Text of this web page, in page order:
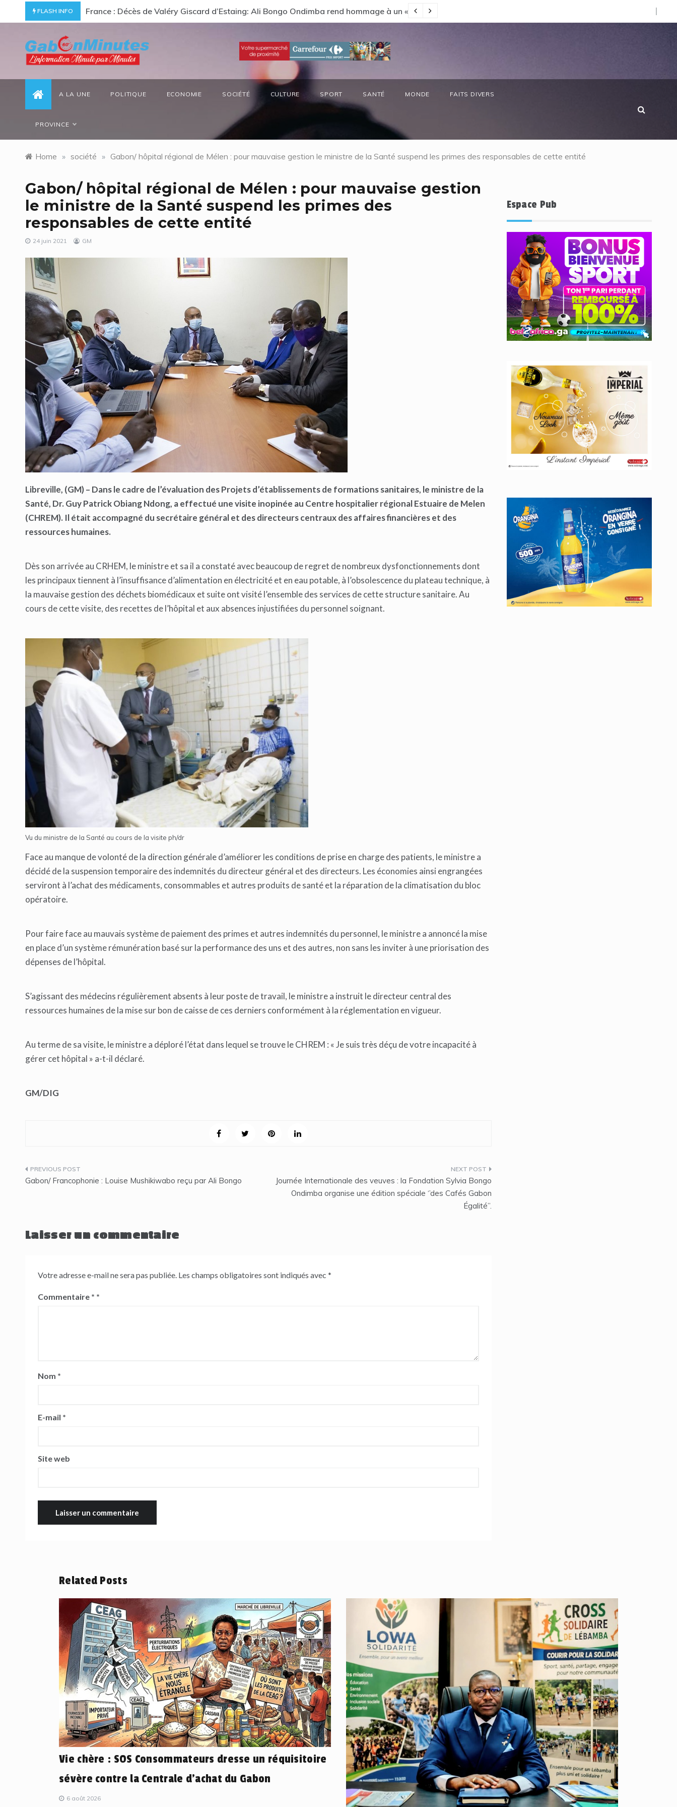
FLASH INFO
à un « passionné d’Afrique »Gabon/ Le ministre des Eaux et Forêts préside la réunion annuelle du Comité National Ozone (CNO).
gabonminutes.com
A LA UNE POLITIQUE ECONOMIE SOCIÉTÉ CULTURE SPORT SANTÉ MONDE FAITS DIVERS
PROVINCE
Home » société » Gabon/ hôpital régional de Mélen : pour mauvaise gestion le ministre de la Santé suspend les primes des responsables de cette entité
Gabon/ hôpital régional de Mélen : pour mauvaise gestion
le ministre de la Santé suspend les primes des
responsables de cette entité
24 juin 2021 GM
Libreville, (GM) – Dans le cadre de l’évaluation des Projets d’établissements de formations sanitaires, le ministre de la
Santé, Dr. Guy Patrick Obiang Ndong, a effectué une visite inopinée au Centre hospitalier régional Estuaire de Melen
(CHREM). Il était accompagné du secrétaire général et des directeurs centraux des affaires financières et des
ressources humaines.
Dès son arrivée au CRHEM, le ministre et sa il a constaté avec beaucoup de regret de nombreux dysfonctionnements dont
les principaux tiennent à l’insuffisance d’alimentation en électricité et en eau potable, à l’obsolescence du plateau technique, à
la mauvaise gestion des déchets biomédicaux et suite ont visité l’ensemble des services de cette structure sanitaire. Au
cours de cette visite, des recettes de l’hôpital et aux absences injustifiées du personnel soignant.
Vu du ministre de la Santé au cours de la visite ph/dr
Face au manque de volonté de la direction générale d’améliorer les conditions de prise en charge des patients, le ministre a
décidé de la suspension temporaire des indemnités du directeur général et des directeurs. Les économies ainsi engrangées
serviront à l’achat des médicaments, consommables et autres produits de santé et la réparation de la climatisation du bloc
opératoire.
Pour faire face au mauvais système de paiement des primes et autres indemnités du personnel, le ministre a annoncé la mise
en place d’un système rémunération basé sur la performance des uns et des autres, non sans les inviter à une priorisation des
dépenses de l’hôpital.
S’agissant des médecins régulièrement absents à leur poste de travail, le ministre a instruit le directeur central des
ressources humaines de la mise sur bon de caisse de ces derniers conformément à la réglementation en vigueur.
Au terme de sa visite, le ministre a déploré l’état dans lequel se trouve le CHREM : « Je suis très déçu de votre incapacité à
gérer cet hôpital » a-t-il déclaré.
GM/DIG
Navigation
Gabon/ Francophonie : Louise Mushikiwabo reçu par Ali Bongo
Journée Internationale des veuves : la Fondation Sylvia Bongo
Ondimba organise une édition spéciale ‘’des Cafés Gabon
Égalité’’.
Laisser un commentaire
Votre adresse e-mail ne sera pas publiée. Les champs obligatoires sont indiqués avec *
Commentaire *
Nom *
E-mail *
Site web
Espace Pub
Related Posts
Vie chère : SOS Consommateurs dresse un réquisitoire
sévère contre la Centrale d’achat du Gabon
6 août 2026